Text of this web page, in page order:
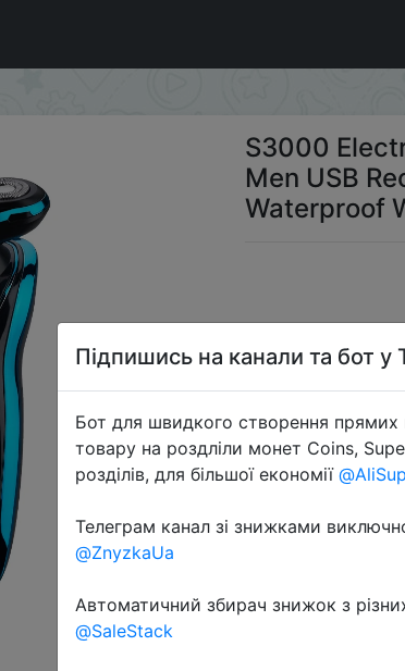
Razor Men USB Rechargeable Men's
S3000
Men USB
Waterproof
Підпишись на канали та бот у
Бот для швидкого створення прямих
товару на роздліли монет Coins,
розділів, для більшої економії
Телеграм канал зі знижками
@ZnyzkaUa
Автоматичний збирач знижок з
@SaleStack